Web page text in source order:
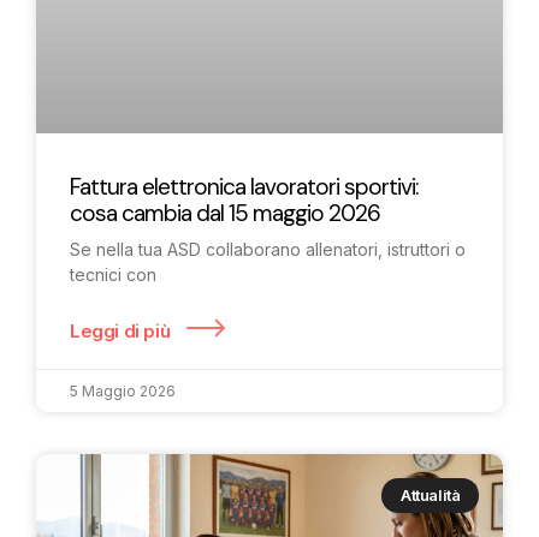
Fattura elettronica lavoratori sportivi:
cosa cambia dal 15 maggio 2026
Se nella tua ASD collaborano allenatori, istruttori o
tecnici con
Leggi di più
5 Maggio 2026
Attualità